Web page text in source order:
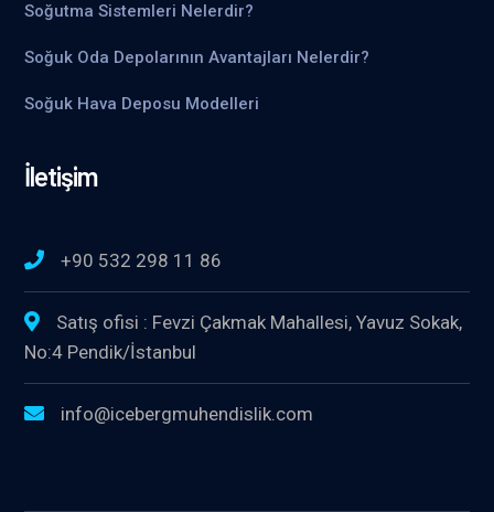
Soğutma Sistemleri Nelerdir?
Soğuk Oda Depolarının Avantajları Nelerdir?
Soğuk Hava Deposu Modelleri
İletişim
+90 532 298 11 86
Satış ofisi : Fevzi Çakmak Mahallesi, Yavuz Sokak,
No:4 Pendik/İstanbul
info@icebergmuhendislik.com